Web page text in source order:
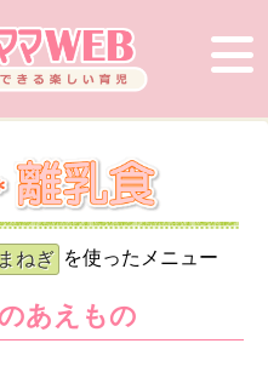
ねぎ を使ったメニュー
あえもの